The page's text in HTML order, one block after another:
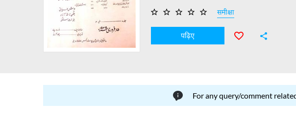
समीक्षा
पढ़िए
For any query/comment